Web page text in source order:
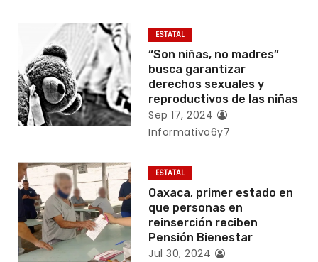
e
n
t
r
a
d
a
ESTATAL
“Son niñas, no madres”
busca garantizar
derechos sexuales y
reproductivos de las niñas
Sep 17, 2024
Informativo6y7
ESTATAL
Oaxaca, primer estado en
que personas en
reinserción reciben
Pensión Bienestar
Jul 30, 2024